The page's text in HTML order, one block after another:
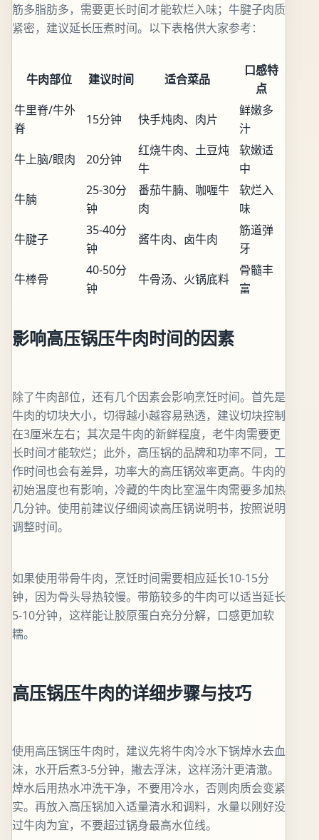
筋多脂肪多，需要更长时间才能软烂入味；牛腱子肉质
紧密，建议延长压煮时间。以下表格供大家参考：
牛肉部位 建议时间 适合菜品
口感特
点
牛里脊/牛外
脊
15分钟 快手炖肉、肉片
鲜嫩多
汁
牛上脑/眼肉
20分钟
红烧牛肉、土豆炖
牛
软嫩适
中
牛腩
25-30分
钟
番茄牛腩、咖喱牛
肉
软烂入
味
牛腱子
35-40分
钟
酱牛肉、卤牛肉
筋道弹
牙
牛棒骨
40-50分
钟
牛骨汤、火锅底料
骨髓丰
富
影响高压锅压牛肉时间的因素
除了牛肉部位，还有几个因素会影响烹饪时间。首先是
牛肉的切块大小，切得越小越容易熟透，建议切块控制
在3厘米左右；其次是牛肉的新鲜程度，老牛肉需要更
长时间才能软烂；此外，高压锅的品牌和功率不同，工
作时间也会有差异，功率大的高压锅效率更高。牛肉的
初始温度也有影响，冷藏的牛肉比室温牛肉需要多加热
几分钟。使用前建议仔细阅读高压锅说明书，按照说明
调整时间。
如果使用带骨牛肉，烹饪时间需要相应延长10-15分
钟，因为骨头导热较慢。带筋较多的牛肉可以适当延长
5-10分钟，这样能让胶原蛋白充分分解，口感更加软
糯。
高压锅压牛肉的详细步骤与技巧
使用高压锅压牛肉时，建议先将牛肉冷水下锅焯水去血
沫，水开后煮3-5分钟，撇去浮沫，这样汤汁更清澈。
焯水后用热水冲洗干净，不要用冷水，否则肉质会变紧
实。再放入高压锅加入适量清水和调料，水量以刚好没
过牛肉为宜，不要超过锅身最高水位线。